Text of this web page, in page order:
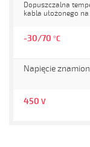
Dopuszczalna
kabla ułożonego na
-30/70 °C
Napięcie
450 V